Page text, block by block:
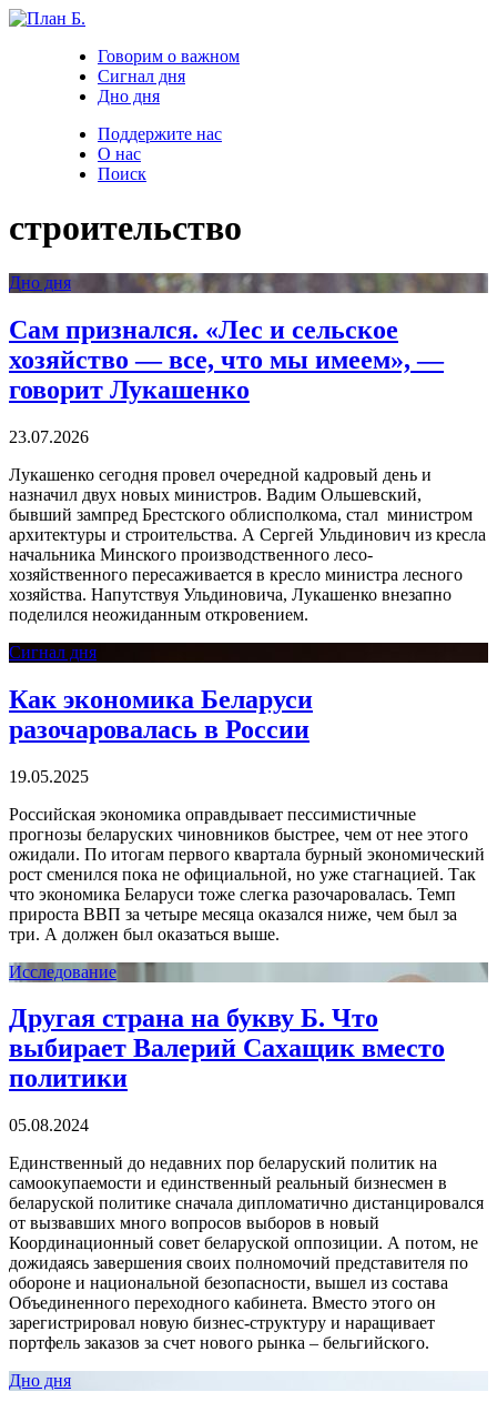
Говорим о важном
Сигнал дня
Дно дня
Поддержите нас
О нас
Поиск
строительство
Дно дня
Сам признался. «Лес и сельское
хозяйство — все, что мы имеем», —
говорит Лукашенко
23.07.2026
Лукашенко сегодня провел очередной кадровый день и
назначил двух новых министров. Вадим Ольшевский,
бывший зампред Брестского облисполкома, стал министром
архитектуры и строительства. А Сергей Ульдинович из кресла
начальника Минского производственного лесо-
хозяйственного пересаживается в кресло министра лесного
хозяйства. Напутствуя Ульдиновича, Лукашенко внезапно
поделился неожиданным откровением.
Сигнал дня
Как экономика Беларуси
разочаровалась в России
19.05.2025
Российская экономика оправдывает пессимистичные
прогнозы беларуских чиновников быстрее, чем от нее этого
ожидали. По итогам первого квартала бурный экономический
рост сменился пока не официальной, но уже стагнацией. Так
что экономика Беларуси тоже слегка разочаровалась. Темп
прироста ВВП за четыре месяца оказался ниже, чем был за
три. А должен был оказаться выше.
Исследование
Другая страна на букву Б. Что
выбирает Валерий Сахащик вместо
политики
05.08.2024
Единственный до недавних пор беларуский политик на
самоокупаемости и единственный реальный бизнесмен в
беларуской политике сначала дипломатично дистанцировался
от вызвавших много вопросов выборов в новый
Координационный совет беларуской оппозиции. А потом, не
дожидаясь завершения своих полномочий представителя по
обороне и национальной безопасности, вышел из состава
Объединенного переходного кабинета. Вместо этого он
зарегистрировал новую бизнес-структуру и наращивает
портфель заказов за счет нового рынка – бельгийского.
Дно дня